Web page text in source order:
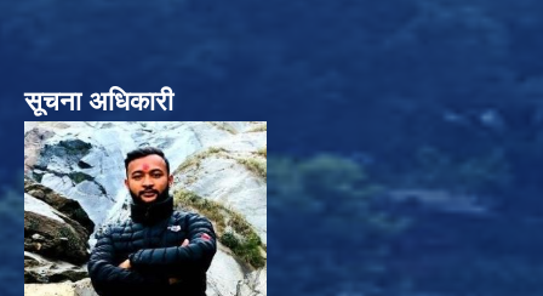
सूचना अधिकारी